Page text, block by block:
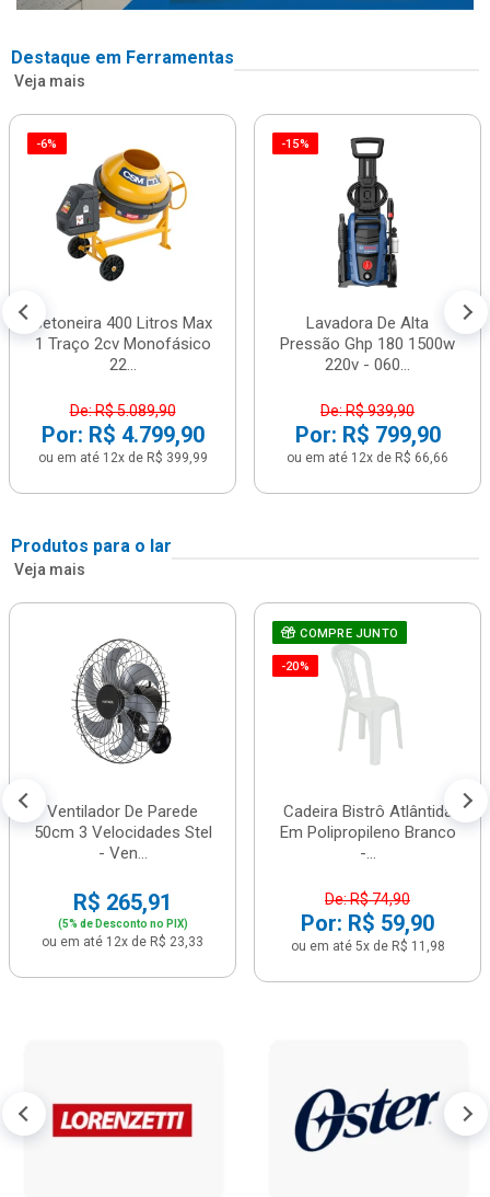
Destaque em Ferramentas
Veja mais
-6%
Betoneira 400 Litros Max
1 Traço 2cv Monofásico
22...
De: R$ 5.089,90
Por: R$ 4.799,90
ou em até 12x de R$ 399,99
-15%
Lavadora De Alta
Pressão Ghp 180 1500w
220v - 060...
De: R$ 939,90
Por: R$ 799,90
ou em até 12x de R$ 66,66
Produtos para o lar
Veja mais
Ventilador De Parede
50cm 3 Velocidades Stel
- Ven...
R$ 265,91
(5% de Desconto no PIX)
ou em até 12x de R$ 23,33
COMPRE JUNTO
-20%
Cadeira Bistrô Atlântida
Em Polipropileno Branco
-...
De: R$ 74,90
Por: R$ 59,90
ou em até 5x de R$ 11,98